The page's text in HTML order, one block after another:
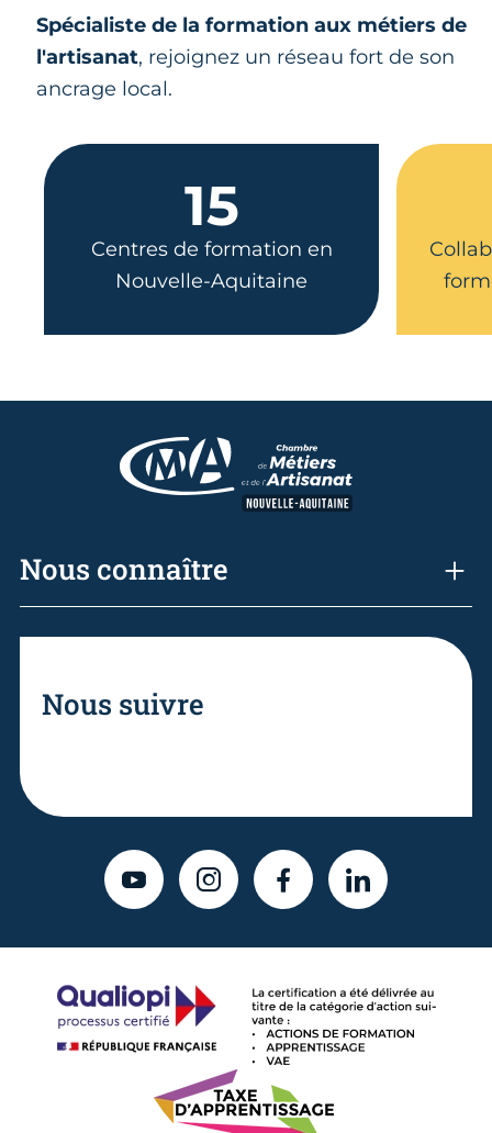
Spécialiste de la formation aux métiers de
l'artisanat, rejoignez un réseau fort de son
ancrage local.
15
Centres de formation en
Nouvelle-Aquitaine
Nous connaître
Nous suivre
YOUTUBEINSTAGRAMFACEBOOKLINKEDIN